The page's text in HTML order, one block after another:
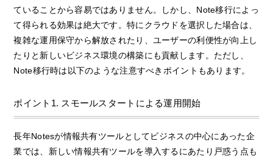
ていることから容易ではありません。しかし、Note移行によっ
て得られる効果は絶大です。特にクラウドを選択した場合は、
複雑な運用保守から解放されたり、ユーザーの利便性が向上し
たりと新しいビジネス環境の構築にも貢献します。ただし、
Note移行時は以下のような注意すべきポイントもあります。
ポイント1. スモールスタートによる運用開始
長年Notesが情報共有ツールとしてビジネスの中心にあった企
業では、新しい情報共有ツールを導入するにあたり戸惑う点も